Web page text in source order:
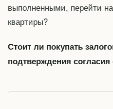
выполненными, перейти
квартиры?
Стоит ли покупать
подтверждения